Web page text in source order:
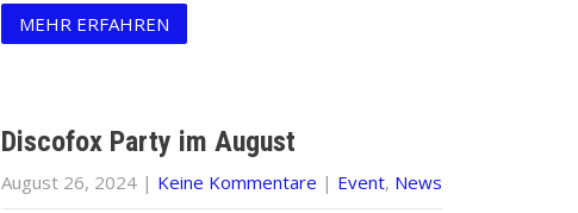
MEHR ERFAHREN
Discofox Party im August
August 26, 2024| Keine Kommentare | Event, News